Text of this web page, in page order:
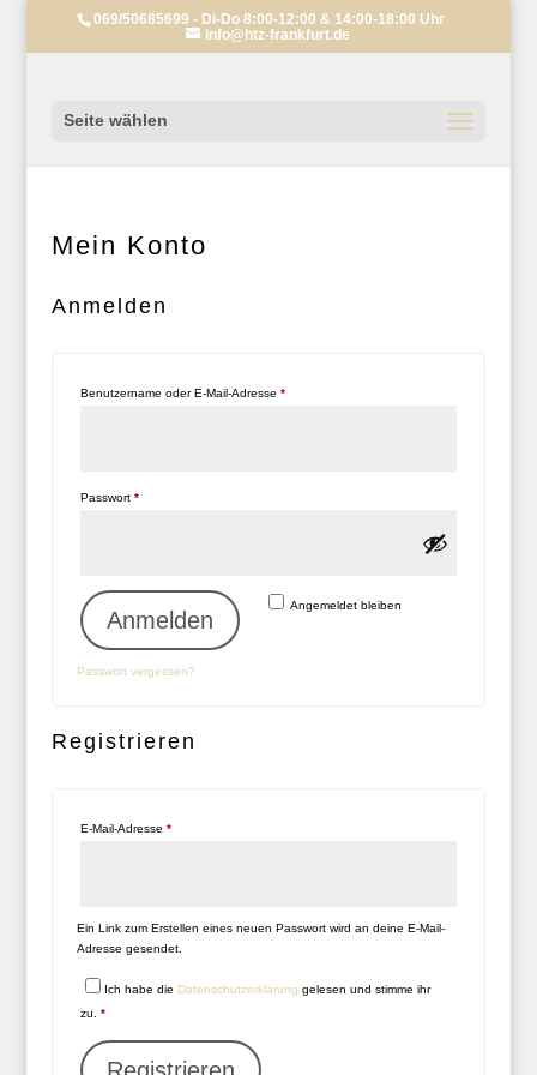
069/50685699 - Di-Do 8:00-12:00 & 14:00-18:00 Uhr
info@htz-frankfurt.de
Seite wählen
Mein Konto
Anmelden
Benutzername oder E-Mail-Adresse *Erforderlich
Passwort *Erforderlich
Alternative:
Angemeldet bleiben
Anmelden
Passwort vergessen?
Registrieren
E-Mail-Adresse *Erforderlich
Ein Link zum Erstellen eines neuen Passwort wird an deine E-Mail-
Adresse gesendet.
Ich habe die Datenschutzerklärung gelesen und stimme ihr
zu.
*